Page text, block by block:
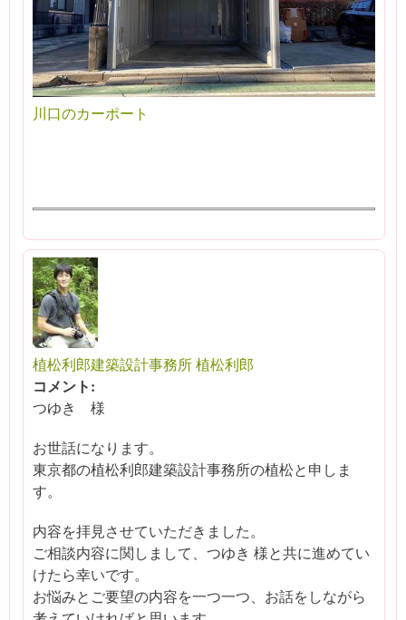
川口のカーポート
植松利郎建築設計事務所 植松利郎
コメント:
つゆき 様
お世話になります。
東京都の植松利郎建築設計事務所の植松と申しま
す。
内容を拝見させていただきました。
ご相談内容に関しまして、つゆき 様と共に進めてい
けたら幸いです。
お悩みとご要望の内容を一つ一つ、お話をしながら